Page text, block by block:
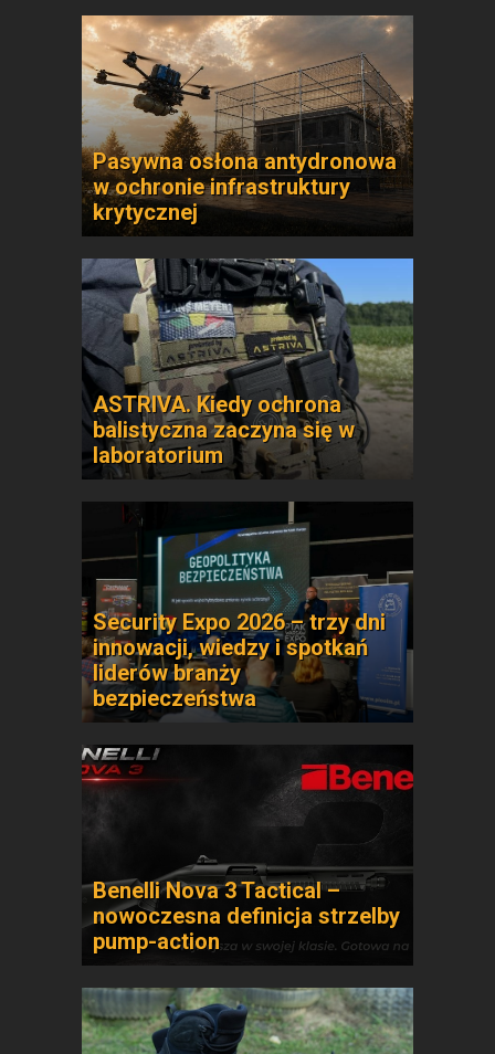
Pasywna osłona antydronowa
w ochronie infrastruktury
krytycznej
ASTRIVA. Kiedy ochrona
balistyczna zaczyna się w
laboratorium
Security Expo 2026 – trzy dni
innowacji, wiedzy i spotkań
liderów branży
bezpieczeństwa
Benelli Nova 3 Tactical –
nowoczesna definicja strzelby
pump-action